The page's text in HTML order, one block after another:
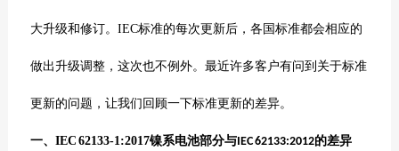
大升级和修订。 IEC标准的每次更新后，各国标准都会相应的
做出升级调整，这次也不例外。最近许多客户有问到关于标准
更新的问题，让我们回顾一下标准更新的差异。
一、 IEC 62133-1:2017镍系电池部分与 IEC 62133:2012的差异